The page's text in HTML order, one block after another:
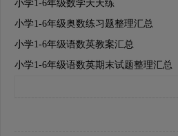
小学1-6年级数学天天练
小学1-6年级奥数练习题整理汇总
小学1-6年级语数英教案汇总
小学1-6年级语数英期末试题整理汇总